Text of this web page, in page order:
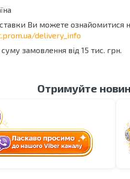
Ви можете ознайомитися
delivery_info
замовлення від 15 тис. грн.
Отримуйте